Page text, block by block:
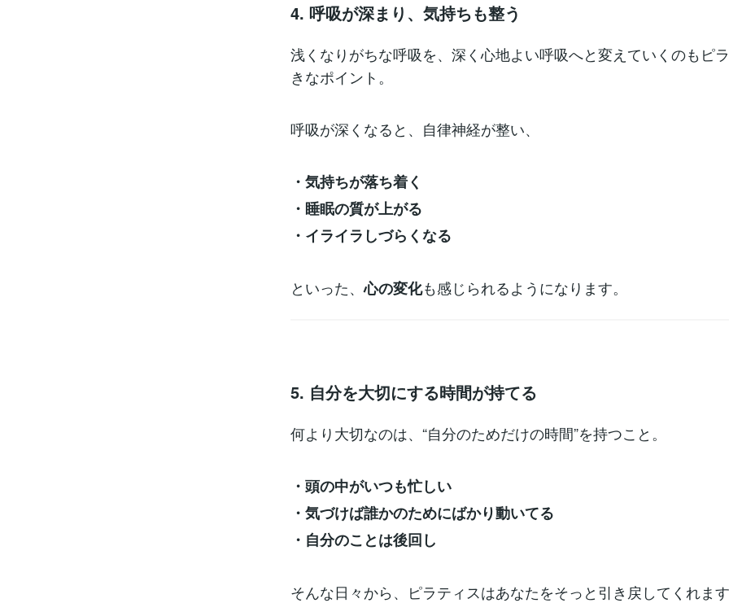
4. 呼吸が深まり、気持ちも整う
浅くなりがちな呼吸を、深く心地よい呼吸へと変えていくのもピ
きなポイント。
呼吸が深くなると、自律神経が整い、
・気持ちが落ち着く
・睡眠の質が上がる
・イライラしづらくなる
といった、心の変化も感じられるようになります。
5. 自分を大切にする時間が持てる
何より大切なのは、“自分のためだけの時間”を持つこと。
・頭の中がいつも忙しい
・気づけば誰かのためにばかり動いてる
・自分のことは後回し
そんな日々から、ピラティスはあなたをそっと引き戻してくれます